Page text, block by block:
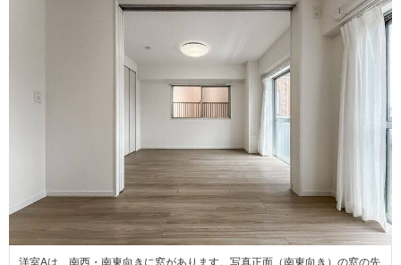
洋室Aは、南西・南東向きに窓があります。写真正面（南東向き）の窓の先